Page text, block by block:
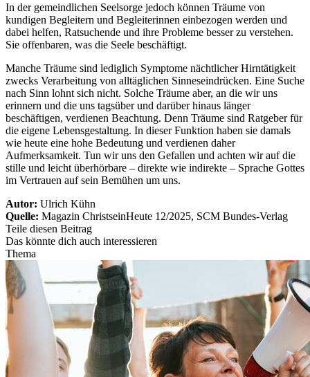
In der gemeindlichen Seelsorge jedoch können Träume von
kundigen Begleitern und Begleiterinnen einbezogen werden und
dabei helfen, Ratsuchende und ihre Probleme besser zu verstehen.
Sie offenbaren, was die Seele beschäftigt.
Manche Träume sind lediglich Symptome nächtlicher Hirntätigkeit
zwecks Verarbeitung von alltäglichen Sinneseindrücken. Eine Suche
nach Sinn lohnt sich nicht. Solche Träume aber, an die wir uns
erinnern und die uns tagsüber und darüber hinaus länger
beschäftigen, verdienen Beachtung. Denn Träume sind Ratgeber für
die eigene Lebensgestaltung. In dieser Funktion haben sie damals
wie heute eine hohe Bedeutung und verdienen daher
Aufmerksamkeit. Tun wir uns den Gefallen und achten wir auf die
stille und leicht überhörbare – direkte wie indirekte – Sprache Gottes
im Vertrauen auf sein Bemühen um uns.
Autor: Ulrich Kühn
Quelle: Magazin ChristseinHeute 12/2025, SCM Bundes-Verlag
Teile diesen Beitrag
Das könnte dich auch interessieren
Thema